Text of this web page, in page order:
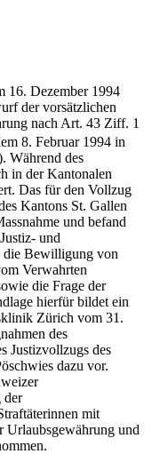
16. Dezember 1994
der vorsätzlichen
nach Art. 43 Ziff. 1
8. Februar 1994 in
Während des
in der Kantonalen
Das für den Vollzug
Kantons St. Gallen
und befand
und
die Bewilligung von
Verwahrten
die Frage der
hierfür bildet ein
Zürich vom 31.
des
Justizvollzugs des
dazu vor.
der
mit
Urlaubsgewährung und